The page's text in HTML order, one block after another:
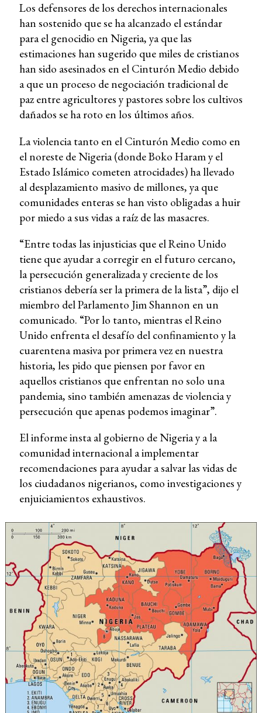
Los defensores de los derechos internacionales
han sostenido que se ha alcanzado el estándar
para el genocidio en Nigeria, ya que las
estimaciones han sugerido que miles de cristianos
han sido asesinados en el Cinturón Medio debido
a que un proceso de negociación tradicional de
paz entre agricultores y pastores sobre los cultivos
dañados se ha roto en los últimos años.
La violencia tanto en el Cinturón Medio como en
el noreste de Nigeria (donde Boko Haram y el
Estado Islámico cometen atrocidades) ha llevado
al desplazamiento masivo de millones, ya que
comunidades enteras se han visto obligadas a huir
por miedo a sus vidas a raíz de las masacres.
“Entre todas las injusticias que el Reino Unido
tiene que ayudar a corregir en el futuro cercano,
la persecución generalizada y creciente de los
cristianos debería ser la primera de la lista”, dijo el
miembro del Parlamento Jim Shannon en un
comunicado. “Por lo tanto, mientras el Reino
Unido enfrenta el desafío del confinamiento y la
cuarentena masiva por primera vez en nuestra
historia, les pido que piensen por favor en
aquellos cristianos que enfrentan no solo una
pandemia, sino también amenazas de violencia y
persecución que apenas podemos imaginar”.
El informe insta al gobierno de Nigeria y a la
comunidad internacional a implementar
recomendaciones para ayudar a salvar las vidas de
los ciudadanos nigerianos, como investigaciones y
enjuiciamientos exhaustivos.